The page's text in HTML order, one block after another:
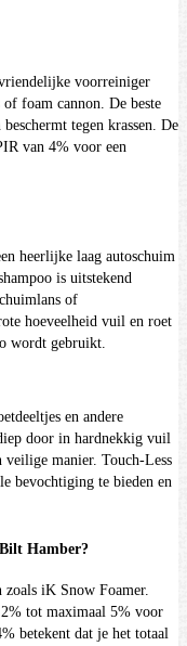
voorreiniger
foam cannon. De beste
tegen krassen. De
van 4% voor een
heerlijke laag autoschuim
is uitstekend
of
hoeveelheid vuil en roet
wordt gebruikt.
en andere
door in hardnekkig vuil
veilige manier. Touch-Less
bevochtiging te bieden en
Hamber?
zoals iK Snow Foamer.
tot maximaal 5% voor
betekent dat je het totaal